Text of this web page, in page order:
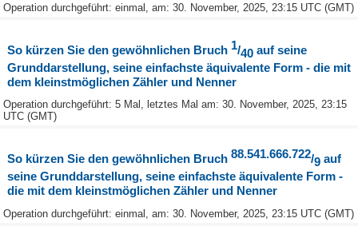
Operation durchgeführt: einmal, am: 30. November, 2025, 23:15 UTC (GMT)
So kürzen Sie den gewöhnlichen Bruch 1/40auf seine
Grunddarstellung, seine einfachste äquivalente Form - die mit
dem kleinstmöglichen Zähler und Nenner
Operation durchgeführt: 5 Mal, letztes Mal am: 30. November, 2025, 23:15
UTC (GMT)
So kürzen Sie den gewöhnlichen Bruch 88.541.666.722/9auf
seine Grunddarstellung, seine einfachste äquivalente Form -
die mit dem kleinstmöglichen Zähler und Nenner
Operation durchgeführt: einmal, am: 30. November, 2025, 23:15 UTC (GMT)